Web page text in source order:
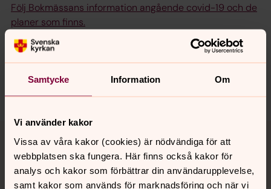
Samtycke Information Om
Vi använder kakor
Vissa av våra kakor (cookies) är nödvändiga för att
webbplatsen ska fungera. Här finns också kakor för
analys och kakor som förbättrar din användarupplevelse,
samt kakor som används för marknadsföring och när vi
Följ Bokmässans information angående covid-19 och de
planer som finns.
Dela
Tillbaka till toppen
Tillbaka till innehållet